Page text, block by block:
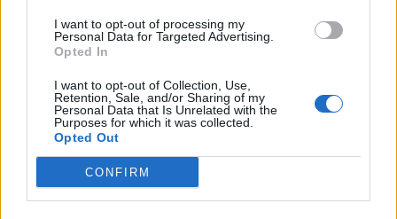
I want to opt-out of processing my
Personal Data for Targeted Advertising.
Opted In
I want to opt-out of Collection, Use,
Retention, Sale, and/or Sharing of my
Personal Data that Is Unrelated with the
Purposes for which it was collected.
Opted Out
CONFIRM
Estado del tráfico e incidencias de la DGT en
Barcelona
Actualmente no hay incidencias de tráfico cerca de
Barcelonasegún la dirección general de tráfico
Estado del tráfico e incidencias de la DGT en
Valencia
Actualmente no hay incidencias de tráfico cerca de
según la dirección general de tráfico